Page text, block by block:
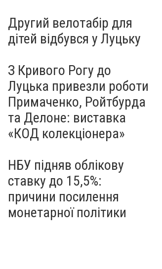
Другий велотабір для
дітей відбувся у Луцьку
З Кривого Рогу до
Луцька привезли роботи
Примаченко, Ройтбурда
та Делоне: виставка
«КОД колекціонера»
НБУ підняв облікову
ставку до 15,5%:
причини посилення
монетарної політики